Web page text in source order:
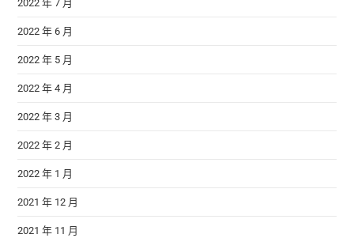
2022 年 7 月
2022 年 6 月
2022 年 5 月
2022 年 4 月
2022 年 3 月
2022 年 2 月
2022 年 1 月
2021 年 12 月
2021 年 11 月